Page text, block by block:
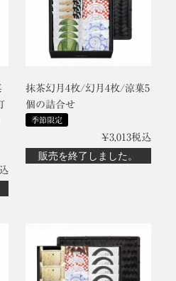
抹茶幻月4枚/幻月4枚/涼菓5
個の詰合せ
季節限定
¥3,013税込
販売を終了しました。